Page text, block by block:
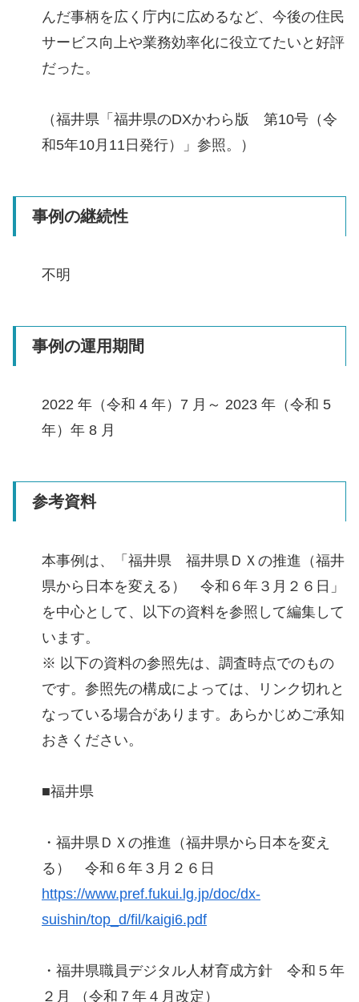
んだ事柄を広く庁内に広めるなど、今後の住民
サービス向上や業務効率化に役立てたいと好評
だった。
（福井県「福井県のDXかわら版 第10号（令
和5年10月11日発行）」参照。）
事例の継続性
不明
事例の運用期間
2022 年（令和 4 年）7 月～ 2023 年（令和 5
年）年 8 月
参考資料
本事例は、「福井県 福井県ＤＸの推進（福井
県から日本を変える） 令和６年３月２６日」
を中心として、以下の資料を参照して編集して
います。
※ 以下の資料の参照先は、調査時点でのもの
です。参照先の構成によっては、リンク切れと
なっている場合があります。あらかじめご承知
おきください。
■福井県
・福井県ＤＸの推進（福井県から日本を変え
る） 令和６年３月２６日
https://www.pref.fukui.lg.jp/doc/dx-
suishin/top_d/fil/kaigi6.pdf
・福井県職員デジタル人材育成方針 令和５年
２月 （令和７年４月改定）